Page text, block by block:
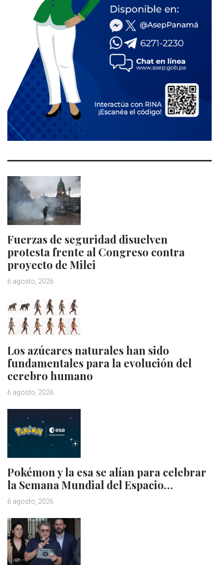
Fuerzas de seguridad disuelven
protesta frente al Congreso contra
proyecto de Milei
6 agosto, 2026
Los azúcares naturales han sido
fundamentales para la evolución del
cerebro humano
6 agosto, 2026
Pokémon y la esa se alían para celebrar
la Semana Mundial del Espacio…
6 agosto, 2026